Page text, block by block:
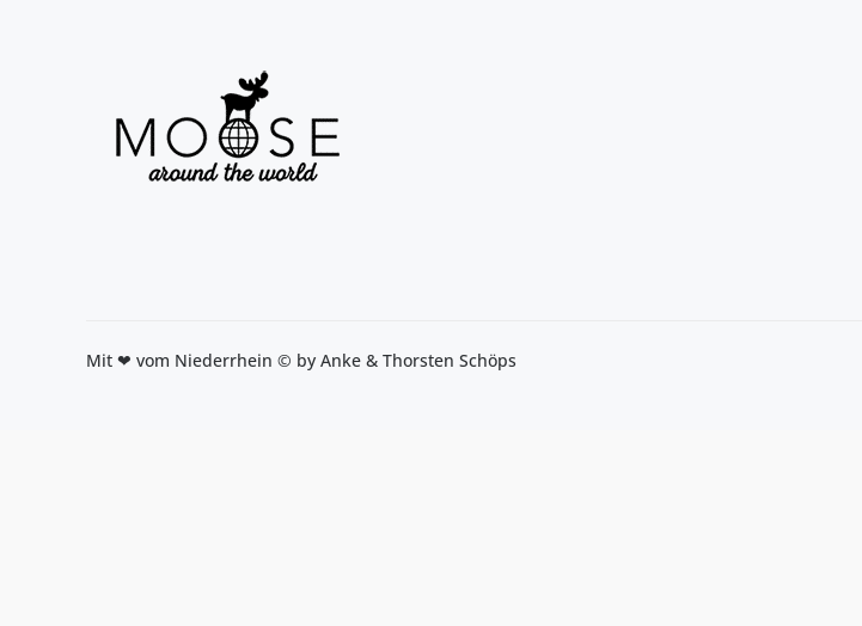
Mit ❤ vom Niederrhein © by Anke & Thorsten Schöps